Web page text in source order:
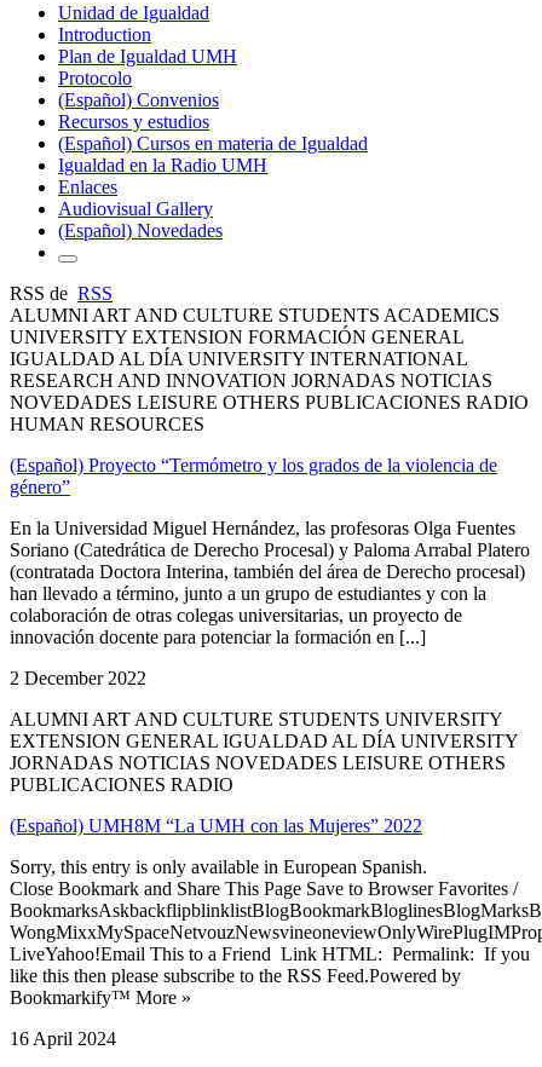
Unidad de Igualdad
Introduction
Plan de Igualdad UMH
Protocolo
(Español) Convenios
Recursos y estudios
(Español) Cursos en materia de Igualdad
Igualdad en la Radio UMH
Enlaces
Audiovisual Gallery
(Español) Novedades
RSS de RSS
ALUMNI ART AND CULTURE STUDENTS ACADEMICS
UNIVERSITY EXTENSION FORMACIÓN GENERAL
IGUALDAD AL DÍA UNIVERSITY INTERNATIONAL
RESEARCH AND INNOVATION JORNADAS NOTICIAS
NOVEDADES LEISURE OTHERS PUBLICACIONES RADIO
HUMAN RESOURCES
(Español) Proyecto “Termómetro y los grados de la violencia de
género”
En la Universidad Miguel Hernández, las profesoras Olga Fuentes
Soriano (Catedrática de Derecho Procesal) y Paloma Arrabal Platero
(contratada Doctora Interina, también del área de Derecho procesal)
han llevado a término, junto a un grupo de estudiantes y con la
colaboración de otras colegas universitarias, un proyecto de
innovación docente para potenciar la formación en [...]
2 December 2022
ALUMNI ART AND CULTURE STUDENTS UNIVERSITY
EXTENSION GENERAL IGUALDAD AL DÍA UNIVERSITY
JORNADAS NOTICIAS NOVEDADES LEISURE OTHERS
PUBLICACIONES RADIO
(Español) UMH8M “La UMH con las Mujeres” 2022
Sorry, this entry is only available in European Spanish.
Close Bookmark and Share This Page Save to Browser Favorites /
LiveYahoo!Email This to a Friend Link HTML: Permalink: If you
like this then please subscribe to the RSS Feed.Powered by
Bookmarkify™ More »
16 April 2024